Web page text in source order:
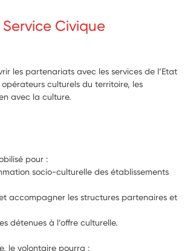
Civique
les partenariats avec les services de l’Etat
opérateurs culturels du territoire, les
avec la culture.
pour :
socio-culturelle des établissements
et accompagner les structures partenaires et
détenues à l’offre culturelle.